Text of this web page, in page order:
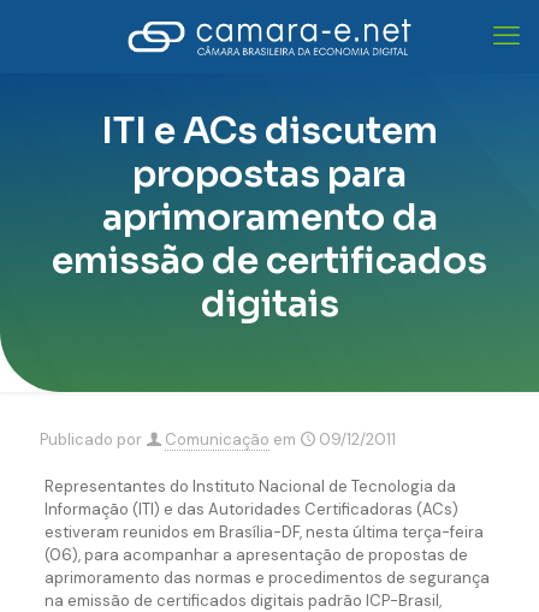
ITI e ACs discutem
propostas para
aprimoramento da
emissão de certificados
digitais
Publicado por Comunicação em 09/12/2011
Representantes do Instituto Nacional de Tecnologia da
Informação (ITI) e das Autoridades Certificadoras (ACs)
estiveram reunidos em Brasília-DF, nesta última terça-feira
(06), para acompanhar a apresentação de propostas de
aprimoramento das normas e procedimentos de segurança
na emissão de certificados digitais padrão ICP-Brasil,